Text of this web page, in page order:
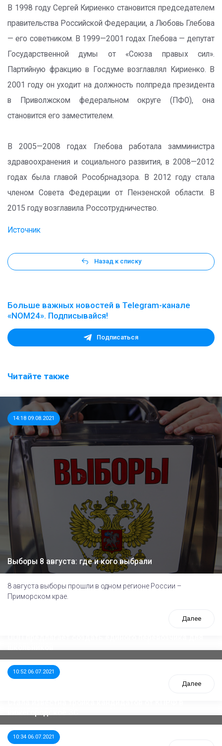
В 1998 году Сергей Кириенко становится председателем
правительства Российской Федерации, а Любовь Глебова
— его советником. В 1999—2001 годах Глебова — депутат
Государственной думы от «Союза правых сил».
Партийную фракцию в Госдуме возглавлял Кириенко. В
2001 году он уходит на должность полпреда президента
в Приволжском федеральном округе (ПФО), она
становится его заместителем.
В 2005—2008 годах Глебова работала замминистра
здравоохранения и социального развития, в 2008—2012
годах была главой Рособрнадзора. В 2012 году стала
членом Совета Федерации от Пензенской области. В
2015 году возглавила Россотрудничество.
Источник
Назад к списку
Больше важных новостей в Telegram-канале
«NOM24». Подписывайся!
Подписаться
Читайте также
14:18 09.08.2021
Выборы 8 августа: где и кого выбрали
8 августа выборы прошли в одном регионе России –
Приморском крае.
Далее
10:52 06.07.2021
Далее
10:34 06.07.2021